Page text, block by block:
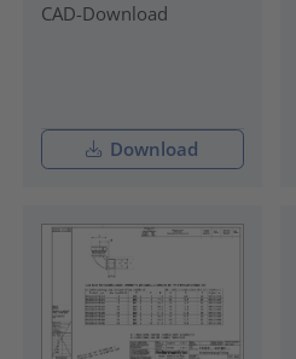
CAD-Download
Download